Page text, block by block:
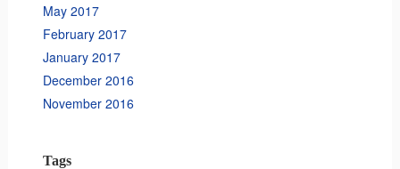
May 2017
February 2017
January 2017
December 2016
November 2016
Tags